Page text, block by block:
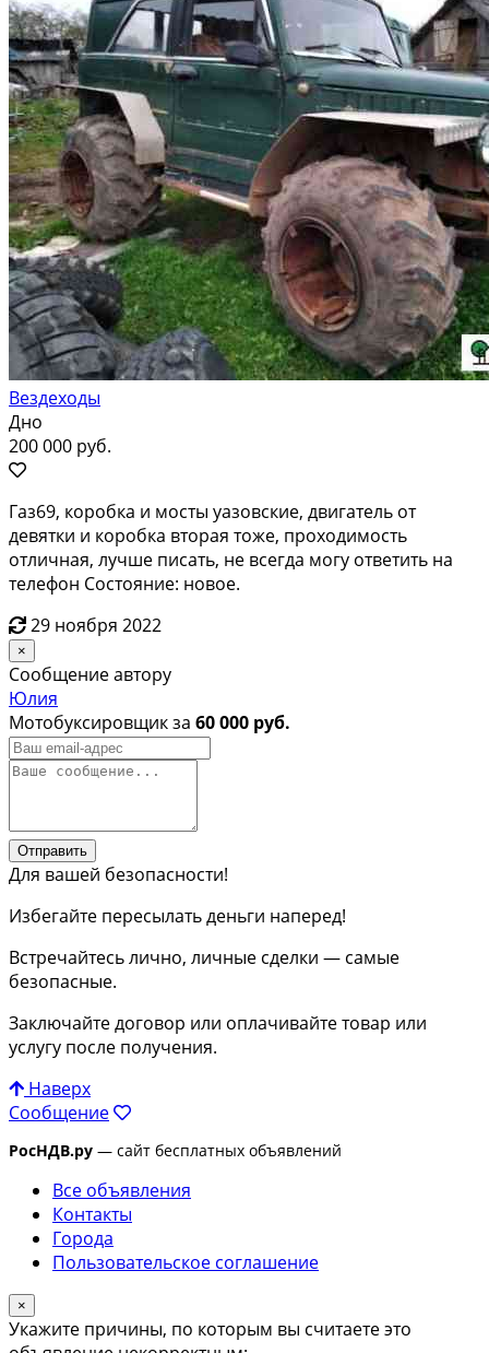
Вездеходы
Дно
200 000 руб.
Газ69, коробка и мосты уазовские, двигатель от
девятки и коробка вторая тоже, проходимость
отличная, лучше писать, не всегда могу ответить на
телефон Состояние: новое.
29 ноября 2022
×
Сообщение автору
Юлия
Мотобуксировщик за 60 000 руб.
Отправить
Для вашей безопасности!
Избегайте пересылать деньги наперед!
Встречайтесь лично, личные сделки — самые
безопасные.
Заключайте договор или оплачивайте товар или
услугу после получения.
Наверх
Сообщение
РосНДВ.ру — сайт бесплатных объявлений
Все объявления
Контакты
Города
Пользовательское соглашение
×
Укажите причины, по которым вы считаете это